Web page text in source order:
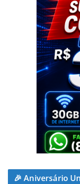
🎉 Aniversário